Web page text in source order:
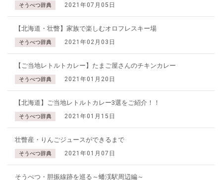
そうべつ辞典 2021年07月05日
【北海道・壮瞥】家族で楽しむオロフレスキー場
そうべつ辞典 2021年02月03日
【ご当地レトルトカレー】たまご屋さんのチキンカレー
そうべつ辞典 2021年01月20日
【北海道】ご当地レトルトカレー3選をご紹介！！
そうべつ辞典 2021年01月15日
壮瞥産・りんごジュースができるまで
そうべつ辞典 2021年01月07日
そうべつ・胆振線跡を巡る～蟠渓駅周辺編～